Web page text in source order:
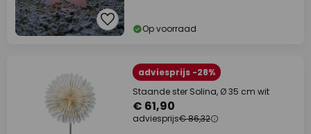
Op voorraad
adviesprijs -28%
Staande ster Solina, Ø 35 cm wit
€ 61,90
adviesprijs€ 86,32